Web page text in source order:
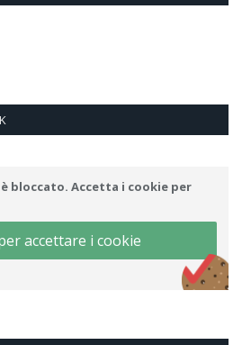
bloccato. Accetta i cookie per
accettare i cookie